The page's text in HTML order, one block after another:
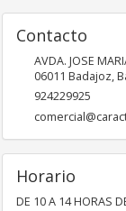
Contacto
AVDA. JOSE
06011 Badajoz,
924229925
Horario
DE 10 A 14 HORAS